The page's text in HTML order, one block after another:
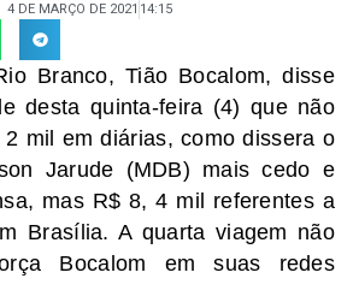
4 DE MARÇO DE 2021 14:15
Branco, Tião Bocalom, disse
desta quinta-feira (4) que não
mil em diárias, como dissera o
Jarude (MDB) mais cedo e
mas R$ 8, 4 mil referentes a
Brasília. A quarta viagem não
Bocalom em suas redes